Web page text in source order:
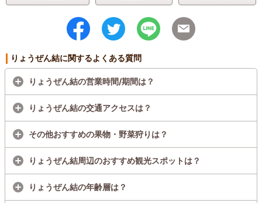
りょうぜん結に関するよくある質問
りょうぜん結の営業時間/期間は？
りょうぜん結の交通アクセスは？
その他おすすめの果物・野菜狩りは？
りょうぜん結周辺のおすすめ観光スポットは？
りょうぜん結の年齢層は？